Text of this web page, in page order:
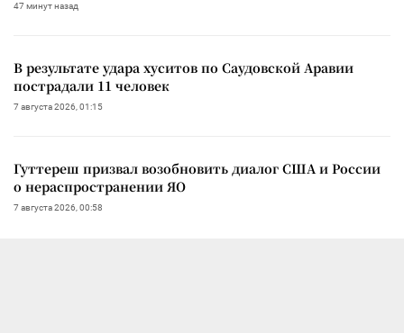
47 минут назад
В результате удара хуситов по Саудовской Аравии
пострадали 11 человек
7 августа 2026, 01:15
Гуттереш призвал возобновить диалог США и России
о нераспространении ЯО
7 августа 2026, 00:58